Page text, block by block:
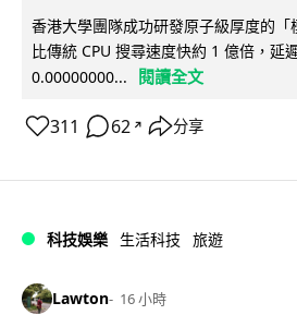
香港大學團隊成功研發原子級厚度的「
比傳統 CPU 搜尋速度快約 1 億倍，延
0.00000000...
閱讀全文
311 62 ↗ 分享
科技娛樂 生活科技 旅遊
Lawton 16 小時